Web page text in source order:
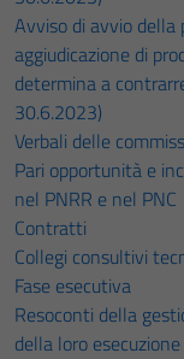
Avviso di avvio della
aggiudicazione di
determina a
30.6.2023)
Verbali delle
Pari opportunità e
nel PNRR e nel PNC
Contratti
Collegi consultivi
Fase esecutiva
Resoconti della
della loro esecuzione